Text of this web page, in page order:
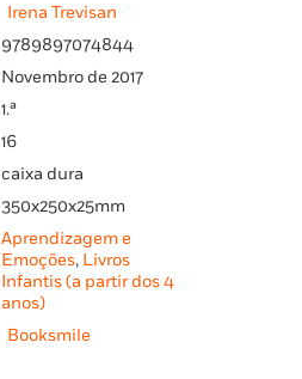
Irena Trevisan
9789897074844
Novembro de 2017
1.ª
16
caixa dura
350x250x25mm
Aprendizagem e
Emoções, Livros
Infantis (a partir dos 4
anos)
Booksmile